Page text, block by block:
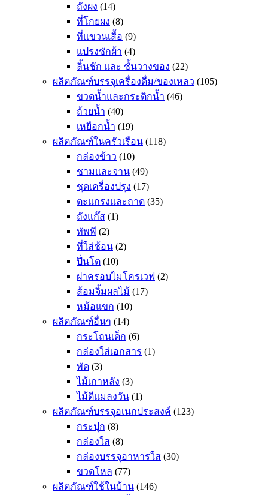
ถังผง (14)
ที่โกยผง (8)
ที่แขวนเสื้อ (9)
แปรงซักผ้า (4)
ลิ้นชัก และ ชั้นวางของ (22)
ผลิตภัณฑ์บรรจุเครื่องดื่ม/ของเหลว (105)
ขวดน้ำและกระติกน้ำ (46)
ถ้วยน้ำ (40)
เหยือกน้ำ (19)
ผลิตภัณฑ์ในครัวเรือน (118)
กล่องข้าว (10)
ชามและจาน (49)
ชุดเครื่องปรุง (17)
ตะแกรงและถาด (35)
ถังแก๊ส (1)
ทัพพี (2)
ที่ใส่ช้อน (2)
ปิ่นโต (10)
ฝาครอบไมโครเวฟ (2)
ส้อมจิ้มผลไม้ (17)
หม้อแขก (10)
ผลิตภัณฑ์อื่นๆ (14)
กระโถนเด็ก (6)
กล่องใส่เอกสาร (1)
พัด (3)
ไม้เกาหลัง (3)
ไม้ตีแมลงวัน (1)
ผลิตภัณฑ์บรรจุอเนกประสงค์ (123)
กระปุก (8)
กล่องใส (8)
กล่องบรรจุอาหารใส (30)
ขวดโหล (77)
ผลิตภัณฑ์ใช้ในบ้าน (146)